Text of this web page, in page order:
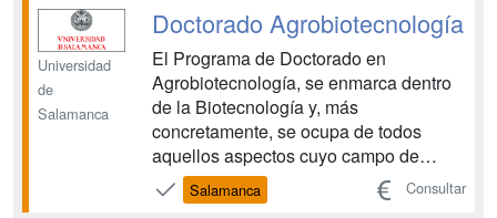
una formación generalista y
multidisciplinar. La U...
Universidad
de
Salamanca
Doctorado Agrobiotecnología
El Programa de Doctorado en
Agrobiotecnología, se enmarca dentro
de la Biotecnología y, más
concretamente, se ocupa de todos
aquellos aspectos cuyo campo de
aplicación es la Agricultura. El
programa centra su principal interés en
Salamanca Consultar